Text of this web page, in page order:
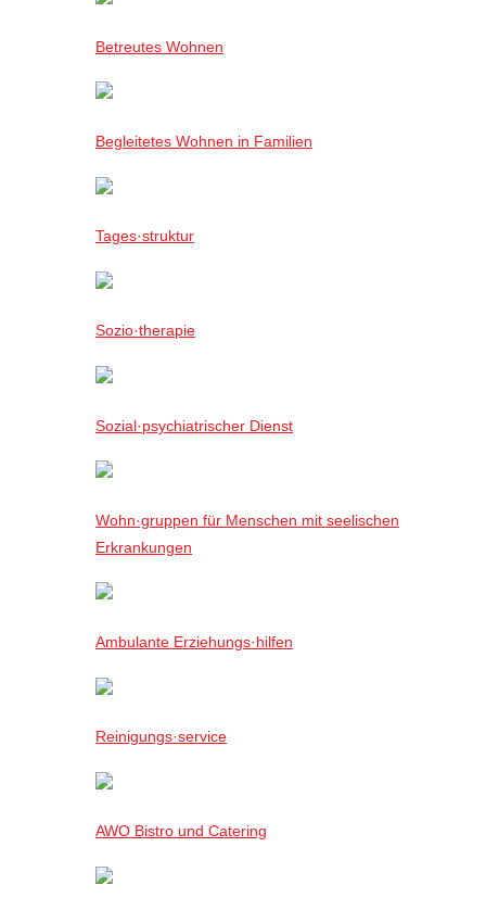
Betreutes Wohnen
Begleitetes Wohnen in Familien
Tages·struktur
Sozio·therapie
Sozial·psychiatrischer Dienst
Wohn·gruppen für Menschen mit seelischen
Erkrankungen
Ambulante Erziehungs·hilfen
Reinigungs·service
AWO Bistro und Catering